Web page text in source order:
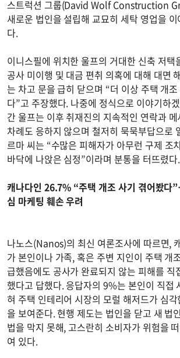
스트럭션 그룹(David Wolf Construction
새로운 법인을 설립해 교묘히 세탁 영업을
다.
이니스필에 위치한 울프의 거대한 신축 저택
공사 미이행 및 대금 편취 의혹에 대해 대면
는 차고 문을 급히 닫으며 “더 이상 주택 개
다”고 주장했다. 나중에 정식으로 이야기하
간 울프는 이후 취재진의 지속적인 연락과
차례도 응하지 않으며 철저히 묵묵부답으로
르마 씨는 “수많은 피해자가 아무런 구제 조
바닥에 나앉은 심정”이라며 분통을 터뜨렸다.
캐나다인 26.7% “주택 개조 사기 겪어봤다
심 마케팅 훼손 우려
나노스(Nanos)의 최신 여론조사에 따르면,
가 본인이나 가족, 혹은 주변 지인이 주택 개
급했음에도 공사가 완료되지 않는 피해를 직
했다고 답했다. 응답자의 9%는 본인이 직접
혀 주택 인테리어 시장의 모럴 해저드가 심
을 보여준다. 현행 제도는 법인을 닫고 새 법
법을 막지 못해, 고스란히 소비자가 위험을
여 있다.